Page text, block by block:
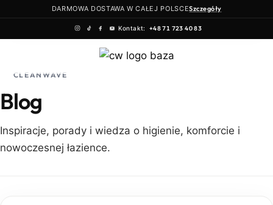
DARMOWA DOSTAWA W CAŁEJ POLSCESzczegóły
Kontakt: +48 71 723 40 83
CLEANWAVE
Blog
Inspiracje, porady i wiedza o higienie, komforcie i
nowoczesnej łazience.